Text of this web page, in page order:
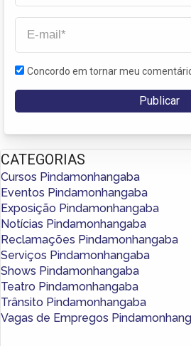
Concordo em tornar meu
CATEGORIAS
Cursos Pindamonhangaba
Eventos Pindamonhangaba
Exposição Pindamonhangaba
Notícias Pindamonhangaba
Reclamações Pindamonhangaba
Serviços Pindamonhangaba
Shows Pindamonhangaba
Teatro Pindamonhangaba
Trânsito Pindamonhangaba
Vagas de Empregos